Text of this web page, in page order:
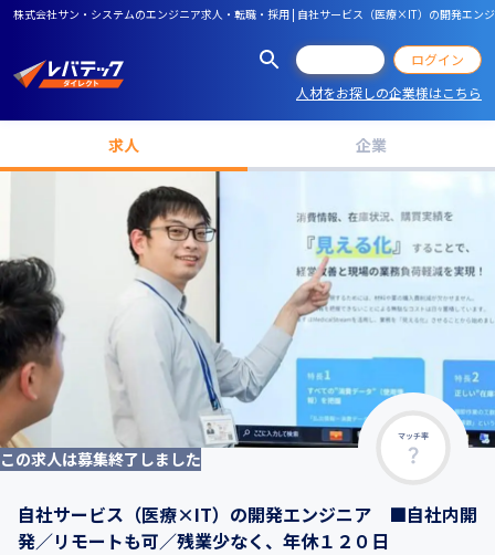
株式会社サン・システムのエンジニア求人・転職・採用 | 自社サービス（医療×IT）の開発エ
ログイン
人材をお探しの企業様はこちら
求人 企業
マッチ率
この求人は募集終了しました
自社サービス（医療×IT）の開発エンジニア ■自社内開
発／リモートも可／残業少なく、年休１２０日